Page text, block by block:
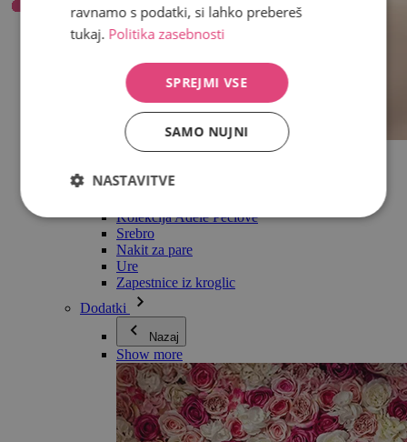
Vse v kategoriji Nakit
Zapestnice
Kolekcija Adéle Pečlové
Srebro
Nakit za pare
Ure
Zapestnice iz kroglic
Dodatki
Nazaj
Show more
ravnamo s podatki, si lahko prebereš
tukaj. Politika zasebnosti
SPREJMI VSE
SAMO NUJNI
NASTAVITVE